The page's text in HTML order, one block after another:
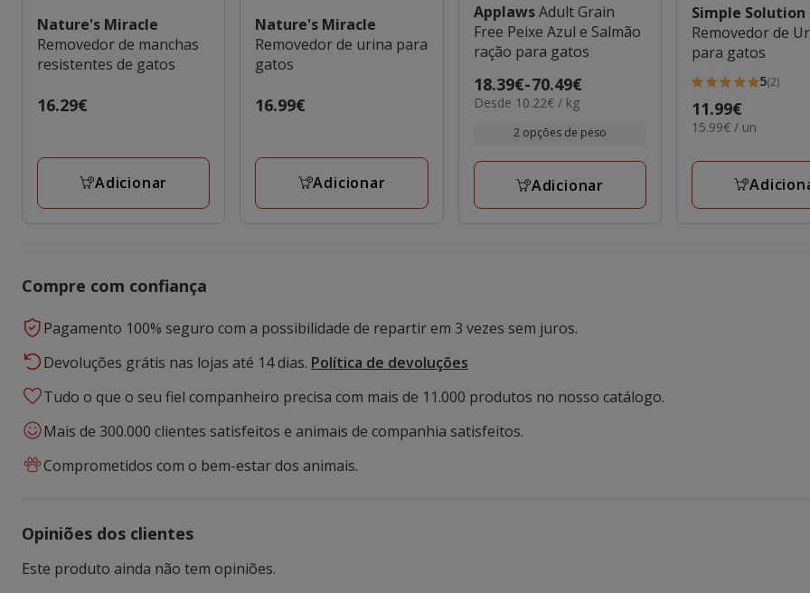
Nature's Miracle
Removedor de manchas
resistentes de gatos
Preço
16.29€
Adicionar
Nature's Miracle
Removedor de urina para
gatos
Preço
16.99€
Adicionar
ApplawsAdult Grain
Free Peixe Azul e Salmão
ração para gatos
Preço
de
18.39€
70.49€
18.39€-70.49€
10.22€
Desde 10.22€ / kg
2 opções de peso
Adicionar
Simple Solution
Removedor de
para gatos
5
estrelas
com
2
avaliações
5(2)
Preço
11.99€
11.99€
15.99€
UN
15.99€ / un
Compre com confiança
Pagamento 100% seguro com a possibilidade de repartir em 3 vezes sem juros.
Devoluções grátis nas lojas até 14 dias. Política de devoluções
Tudo o que o seu fiel companheiro precisa com mais de 11.000 produtos no nosso catálogo.
Mais de 300.000 clientes satisfeitos e animais de companhia satisfeitos.
Comprometidos com o bem-estar dos animais.
Opiniões dos clientes
Este produto ainda não tem opiniões.